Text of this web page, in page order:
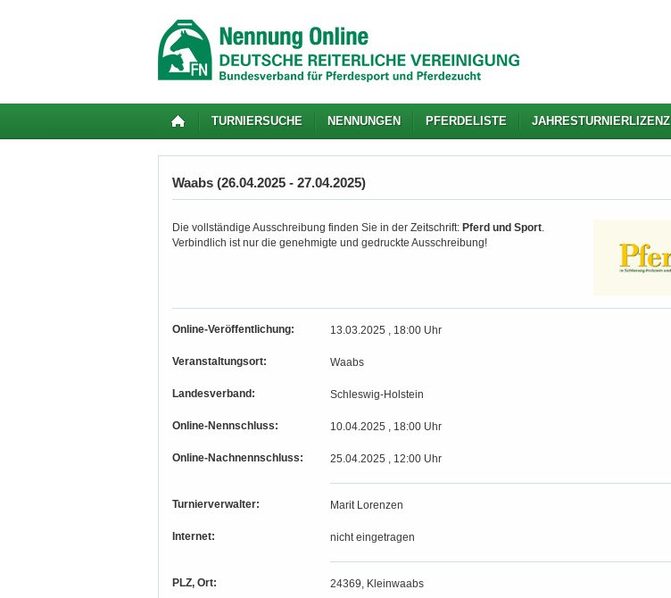
TURNIERSUCHE NENNUNGEN PFERDELISTE JAHRESTURNIERLIZENZ
Waabs (26.04.2025 - 27.04.2025)
Die vollständige Ausschreibung finden Sie in der Zeitschrift: Pferd und Sport.
Verbindlich ist nur die genehmigte und gedruckte Ausschreibung!
Online-Veröffentlichung: 13.03.2025 , 18:00 Uhr
Veranstaltungsort: Waabs
Landesverband: Schleswig-Holstein
Online-Nennschluss: 10.04.2025 , 18:00 Uhr
Online-Nachnennschluss: 25.04.2025 , 12:00 Uhr
Turnierverwalter: Marit Lorenzen
Internet: nicht eingetragen
PLZ, Ort: 24369, Kleinwaabs